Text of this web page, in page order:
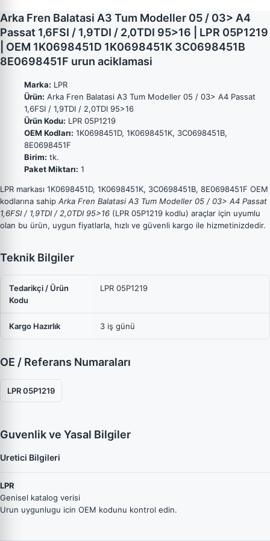
Arka Fren Balatasi A3 Tum Modeller 05 / 03> A4
Passat 1,6FSI / 1,9TDI / 2,0TDI 95>16 | LPR 05P1219
| OEM 1K0698451D 1K0698451K 3C0698451B
8E0698451F urun aciklamasi
Marka: LPR
Ürün: Arka Fren Balatasi A3 Tum Modeller 05 / 03> A4 Passat
1,6FSI / 1,9TDI / 2,0TDI 95>16
Ürün Kodu: LPR 05P1219
OEM Kodları: 1K0698451D, 1K0698451K, 3C0698451B,
8E0698451F
Birim: tk.
Paket Miktarı: 1
LPR markası 1K0698451D, 1K0698451K, 3C0698451B, 8E0698451F OEM
kodlarına sahip Arka Fren Balatasi A3 Tum Modeller 05 / 03> A4 Passat
1,6FSI / 1,9TDI / 2,0TDI 95>16 (LPR 05P1219 kodlu) araçlar için uyumlu
olan bu ürün, uygun fiyatlarla, hızlı ve güvenli kargo ile hizmetinizdedir.
Teknik Bilgiler
Tedarikçi / Ürün
Kodu
LPR 05P1219
Kargo Hazırlık 3 iş günü
OE / Referans Numaraları
LPR 05P1219
Guvenlik ve Yasal Bilgiler
Uretici Bilgileri
LPR
Genisel katalog verisi
Urun uygunlugu icin OEM kodunu kontrol edin.